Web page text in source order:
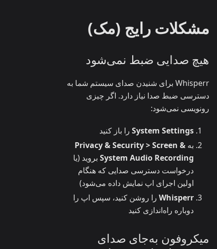
مشکلات رایج (مک)
هیچ صدایی ضبط نمی‌شود
Whisperr برای شنیدن صدای سیستم شما به
دسترسی ضبط صدا نیاز دارد. اگر چیزی
رونویسی نمی‌شود:
System Settings را باز کنید
به Privacy & Security > Screen &
System Audio Recording بروید (یا
درخواست دسترسی صدایی که هنگام
اولین اجرای اپ نمایش داده می‌شود)
Whisperr را روشن کنید، سپس اپ را
دوباره راه‌اندازی کنید
میکروفون به‌جای صدای